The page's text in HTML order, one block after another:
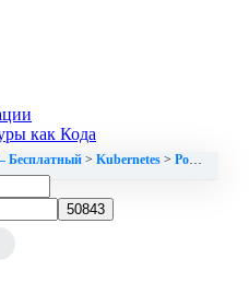
как Кода
Бесплатный Kubernetes Pod из YAML